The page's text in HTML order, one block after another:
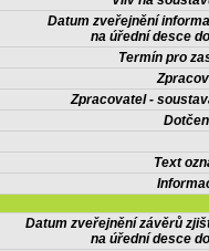
Datum zveřejnění
na úřední desce
Termín pro
Zpracovatel -
Text
Datum zveřejnění závěrů
na úřední desce